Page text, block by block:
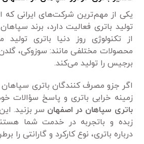
تولید باتری فعالیت دارد، برند
از تکنولوژی روز دنیا باتری
محصولات مختلفی مانند: سوزوکی، گلدن
برجیس را تولید می‌کند.
اگر جزو مصرف کنندگان باتری
زمینه خرابی باتری و پاسخ سؤالات
باتری سپاهان در اصفهان سر بزنید.
زبده و باتجربه در خدمت شما
درباره باتری، نوع کارکرد و گارانتی را